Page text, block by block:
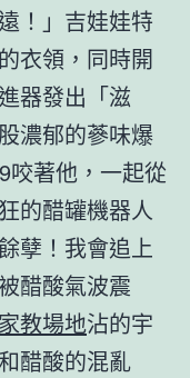
！」吉娃娃特
衣領，同時開
器發出「滋
濃郁的蔘味爆
咬著他，一起從
的醋罐機器人
孽！我會追上
醋酸氣波震
家教場地沾的宇
醋酸的混亂